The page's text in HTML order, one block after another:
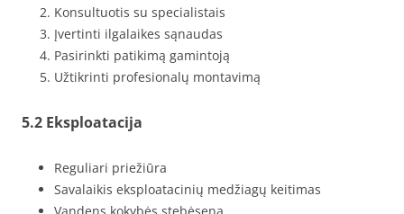
Konsultuotis su specialistais
Įvertinti ilgalaikes sąnaudas
Pasirinkti patikimą gamintoją
Užtikrinti profesionalų montavimą
5.2 Eksploatacija
Reguliari priežiūra
Savalaikis eksploatacinių medžiagų keitimas